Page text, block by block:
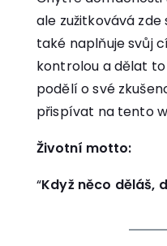
ale zužitkovává zde
také naplňuje svůj
kontrolou a dělat
podělí o své
přispívat na tento
Životní motto:
“Když něco děláš,